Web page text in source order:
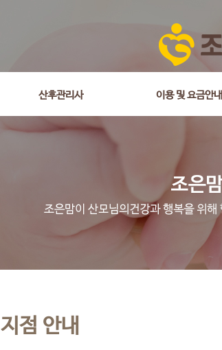
산후관리사 이용 및 요금안내
지점 안내